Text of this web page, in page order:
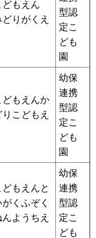
どもえん
りがくえ
型認
定こ
ども
園
どもえんか
こどもえ
幼保
連携
型認
定こ
ども
園
もえんと
くふぞく
ようちえ
幼保
連携
型認
定こ
ども